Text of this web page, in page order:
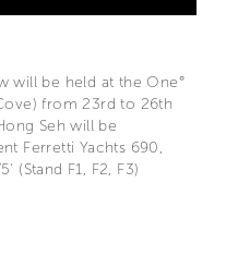
will be held at the One°
from 23rd to 26th
Seh will be
Ferretti Yachts 690,
(Stand F1, F2, F3)